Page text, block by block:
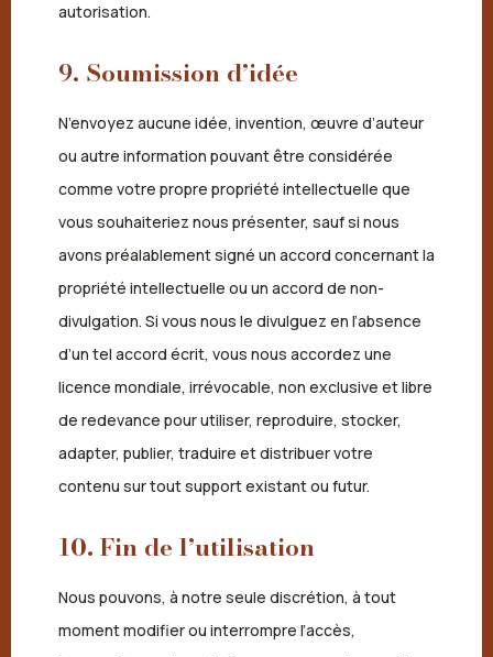
autorisation.
9. Soumission d’idée
N’envoyez aucune idée, invention, œuvre d’auteur
ou autre information pouvant être considérée
comme votre propre propriété intellectuelle que
vous souhaiteriez nous présenter, sauf si nous
avons préalablement signé un accord concernant la
propriété intellectuelle ou un accord de non-
divulgation. Si vous nous le divulguez en l’absence
d’un tel accord écrit, vous nous accordez une
licence mondiale, irrévocable, non exclusive et libre
de redevance pour utiliser, reproduire, stocker,
adapter, publier, traduire et distribuer votre
contenu sur tout support existant ou futur.
10. Fin de l’utilisation
Nous pouvons, à notre seule discrétion, à tout
moment modifier ou interrompre l’accès,